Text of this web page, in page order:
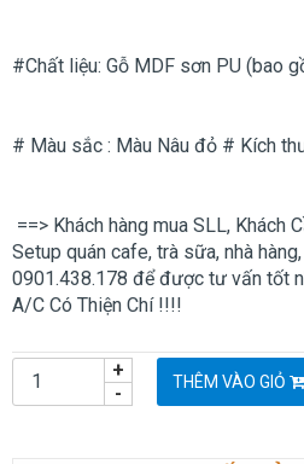
#Chất liệu: Gỗ MDF sơn PU (bao
# Màu sắc : Màu Nâu đỏ # Kích
==> Khách hàng mua SLL, Khách
Setup quán cafe, trà sữa, nhà
0901.438.178 để được tư vấn tốt
A/C Có Thiện Chí !!!!
-
+ THÊM VÀO GIỎ